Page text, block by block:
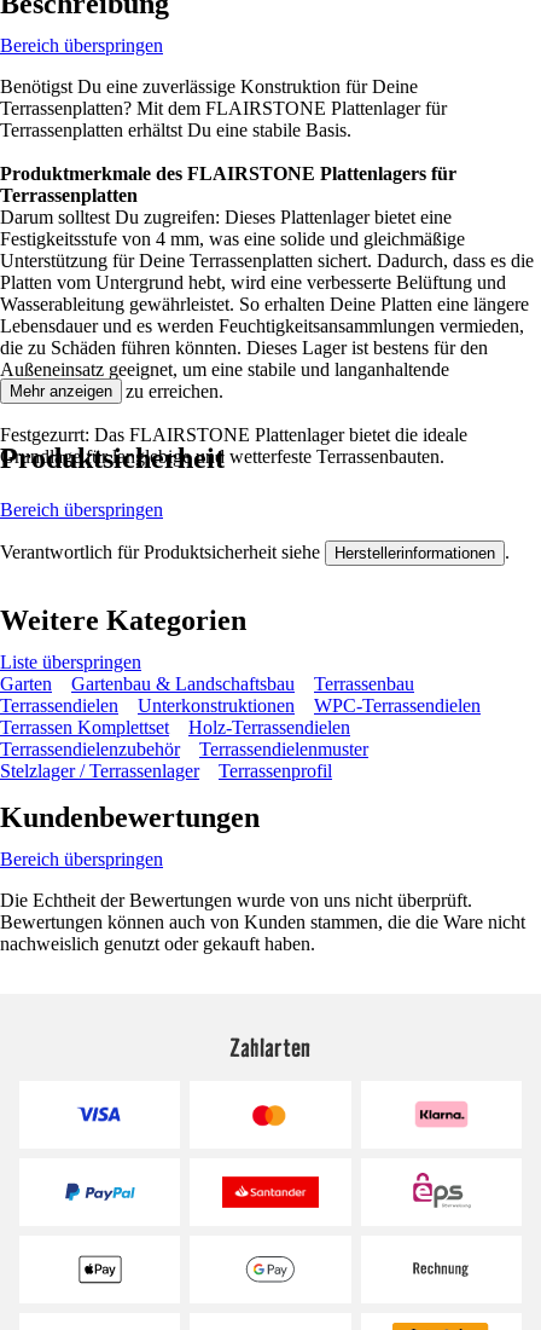
Bereich überspringen
Benötigst Du eine zuverlässige Konstruktion für Deine
Terrassenplatten? Mit dem FLAIRSTONE Plattenlager für
Terrassenplatten erhältst Du eine stabile Basis.
Produktmerkmale des FLAIRSTONE Plattenlagers für
Terrassenplatten
Darum solltest Du zugreifen: Dieses Plattenlager bietet eine
Festigkeitsstufe von 4 mm, was eine solide und gleichmäßige
Unterstützung für Deine Terrassenplatten sichert. Dadurch, dass es die
Platten vom Untergrund hebt, wird eine verbesserte Belüftung und
Wasserableitung gewährleistet. So erhalten Deine Platten eine längere
Lebensdauer und es werden Feuchtigkeitsansammlungen vermieden,
die zu Schäden führen könnten. Dieses Lager ist bestens für den
Außeneinsatz geeignet, um eine stabile und langanhaltende
Terrassestruktur zu erreichen.
Festgezurrt: Das FLAIRSTONE Plattenlager bietet die ideale
Grundlage für langlebige und wetterfeste Terrassenbauten.
Mehr anzeigen
Produktsicherheit
Bereich überspringen
Verantwortlich für Produktsicherheit siehe Herstellerinformationen .
Weitere Kategorien
Liste überspringen
Garten
Gartenbau & Landschaftsbau
Terrassenbau
Terrassendielen
Unterkonstruktionen
WPC-Terrassendielen
Terrassen Komplettset
Holz-Terrassendielen
Terrassendielenzubehör
Terrassendielenmuster
Stelzlager / Terrassenlager
Terrassenprofil
Kundenbewertungen
Bereich überspringen
Die Echtheit der Bewertungen wurde von uns nicht überprüft.
Bewertungen können auch von Kunden stammen, die die Ware nicht
nachweislich genutzt oder gekauft haben.
Zahlarten